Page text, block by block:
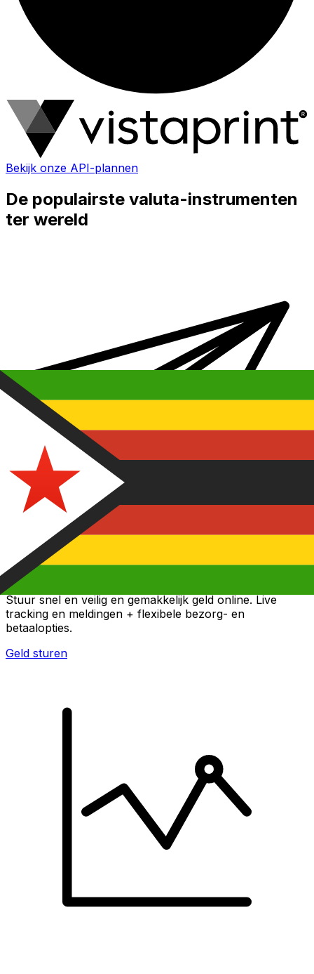
Bekijk onze API-plannen
De populairste valuta-instrumenten
ter wereld
Xe Internationale Geldoverboeking
Stuur snel en veilig en gemakkelijk geld online. Live
tracking en meldingen + flexibele bezorg- en
betaalopties.
Geld sturen